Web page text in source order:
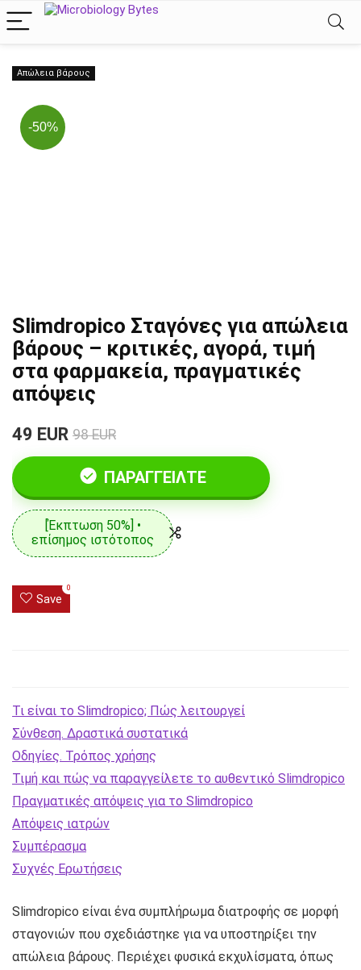
Απώλεια βάρους
-50%
Slimdropico Σταγόνες για απώλεια
βάρους – κριτικές, αγορά, τιμή
στα φαρμακεία, πραγματικές
απόψεις
49 EUR 98 EUR
ΠΑΡΑΓΓΕΊΛΤΕ
[Έκπτωση 50%] •
επίσημος ιστότοπος
Save
0
Τι είναι το Slimdropico; Πώς λειτουργεί
Σύνθεση. Δραστικά συστατικά
Οδηγίες. Τρόπος χρήσης
Τιμή και πώς να παραγγείλετε το αυθεντικό Slimdropico
Πραγματικές απόψεις για το Slimdropico
Απόψεις ιατρών
Συμπέρασμα
Συχνές Ερωτήσεις
Slimdropico είναι ένα συμπλήρωμα διατροφής σε μορφή
σταγονιών που σχεδιάστηκε για να υποστηρίξει την
απώλεια βάρους. Περιέχει φυσικά εκχυλίσματα, όπως